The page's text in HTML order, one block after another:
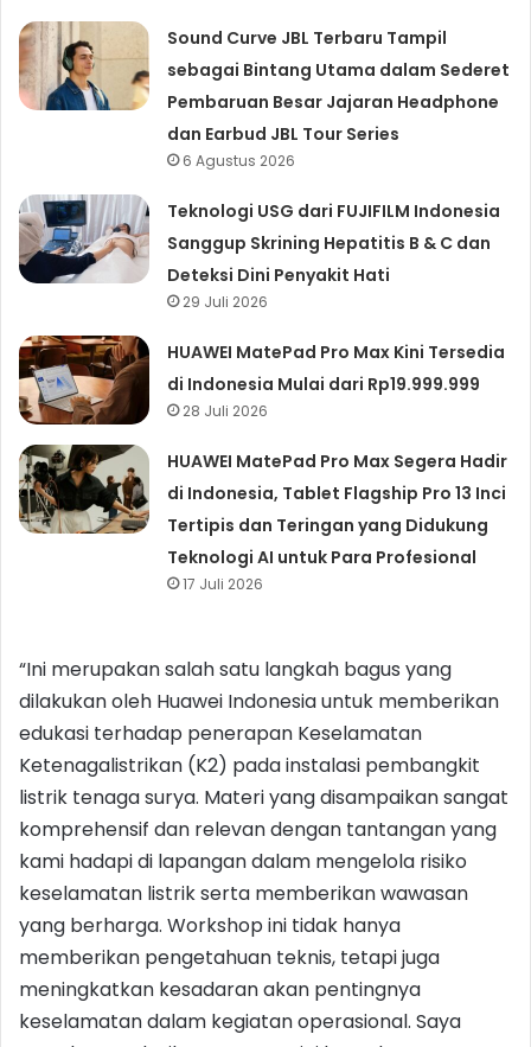
Sound Curve JBL Terbaru Tampil
sebagai Bintang Utama dalam Sederet
Pembaruan Besar Jajaran Headphone
dan Earbud JBL Tour Series
6 Agustus 2026
Teknologi USG dari FUJIFILM Indonesia
Sanggup Skrining Hepatitis B & C dan
Deteksi Dini Penyakit Hati
29 Juli 2026
HUAWEI MatePad Pro Max Kini Tersedia
di Indonesia Mulai dari Rp19.999.999
28 Juli 2026
HUAWEI MatePad Pro Max Segera Hadir
di Indonesia, Tablet Flagship Pro 13 Inci
Tertipis dan Teringan yang Didukung
Teknologi AI untuk Para Profesional
17 Juli 2026
“Ini merupakan salah satu langkah bagus yang
dilakukan oleh Huawei Indonesia untuk memberikan
edukasi terhadap penerapan Keselamatan
Ketenagalistrikan (K2) pada instalasi pembangkit
listrik tenaga surya. Materi yang disampaikan sangat
komprehensif dan relevan dengan tantangan yang
kami hadapi di lapangan dalam mengelola risiko
keselamatan listrik serta memberikan wawasan
yang berharga. Workshop ini tidak hanya
memberikan pengetahuan teknis, tetapi juga
meningkatkan kesadaran akan pentingnya
keselamatan dalam kegiatan operasional. Saya